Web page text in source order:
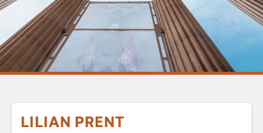
LILIAN PRENT